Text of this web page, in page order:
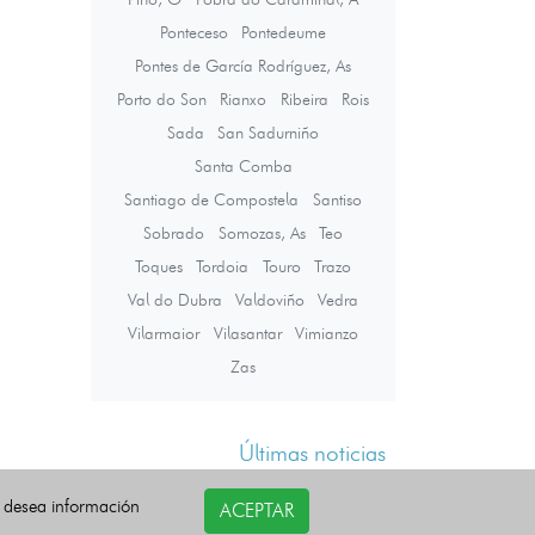
Ponteceso
Pontedeume
Pontes de García Rodríguez, As
Porto do Son
Rianxo Ribeira
Rois
Sada
San Sadurniño
Santa Comba
Santiago de Compostela
Santiso
Sobrado
Somozas, As
Teo
Toques
Tordoia Touro
Trazo
Val do Dubra
Valdoviño
Vedra
Vilarmaior
Vilasantar
Vimianzo
Zas
Últimas noticias
información
ACEPTAR